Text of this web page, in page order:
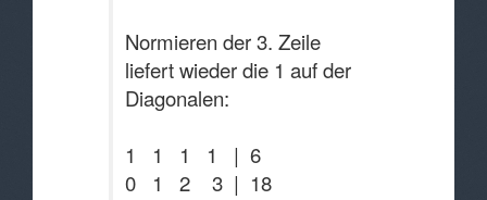
Normieren der 3. Zeile
liefert wieder die 1 auf der
Diagonalen:
1 1 1 1 | 6
0 1 2 3 | 18